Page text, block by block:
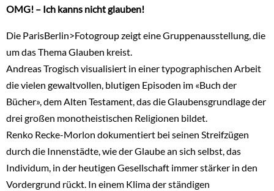
OMG! – Ich kanns nicht glauben!
Die ParisBerlin>Fotogroup zeigt eine Gruppenausstellung, die
um das Thema Glauben kreist.
Andreas Trogisch visualisiert in einer typographischen Arbeit
die vielen gewaltvollen, blutigen Episoden im «Buch der
Bücher», dem Alten Testament, das die Glaubensgrundlage der
drei großen monotheistischen Religionen bildet.
Renko Recke-Morlon dokumentiert bei seinen Streifzügen
durch die Innenstädte, wie der Glaube an sich selbst, das
Individum, in der heutigen Gesellschaft immer stärker in den
Vordergrund rückt. In einem Klima der ständigen